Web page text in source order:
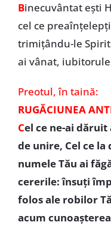
Binecuvântat ești
cel ce
trimițându-le
ai vânat,
Preotul, în taină:
RUGĂCIUNEA
Cel ce ne-ai dăruit
de unire, Cel ce la
numele Tău ai
cererile: însuţi
folos ale robilor
acum